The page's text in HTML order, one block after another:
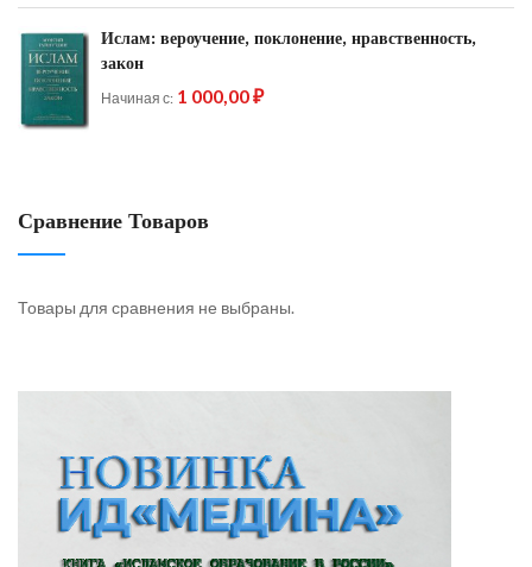
Ислам: вероучение, поклонение, нравственность,
закон
Начиная с 1 000,00 ₽
Сравнение Товаров
Товары для сравнения не выбраны.